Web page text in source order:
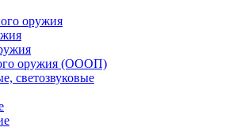
оружия
оружия (ОООП)
светозвуковые